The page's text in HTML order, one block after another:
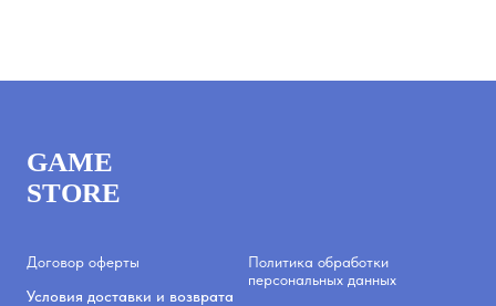
GAME
STORE
Договор оферты
Условия доставки и возврата
Политика обработки
персональных данных